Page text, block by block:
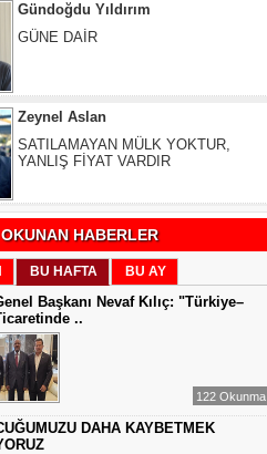
SATILAMAYAN MÜLK YOKTUR,
YANLIŞ FİYAT VARDIR
Sıddıka BALAKAN
DİJİTAL VİCDAN
Gül Saydam
SEN BENİ UNUTSAN DA
MUAZZEZ TOĞRUL
ZAMANA DUR DEMEK OLMAZ
HABERLER
BU HAFTA BU AY
Başkanı Nevaf Kılıç: "Türkiye–
..
122 Okunma
DAHA KAYBETMEK